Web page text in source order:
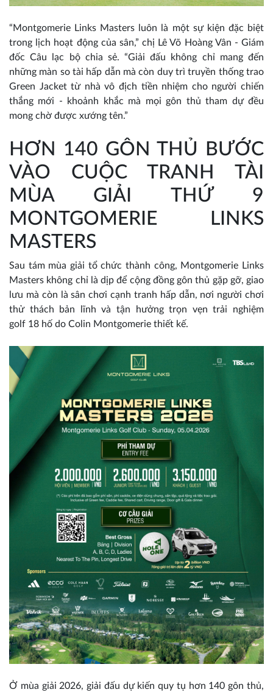
“Montgomerie Links Masters luôn là một sự kiện đặc biệt
trong lịch hoạt động của sân,” chị Lê Võ Hoàng Vân - Giám
đốc Câu lạc bộ chia sẻ. “Giải đấu không chỉ mang đến
những màn so tài hấp dẫn mà còn duy trì truyền thống trao
Green Jacket từ nhà vô địch tiền nhiệm cho người chiến
thắng mới - khoảnh khắc mà mọi gôn thủ tham dự đều
mong chờ được xướng tên.”
HƠN 140 GÔN THỦ BƯỚC
VÀO CUỘC TRANH TÀI
MÙA GIẢI THỨ 9
MONTGOMERIE LINKS
MASTERS
Sau tám mùa giải tổ chức thành công, Montgomerie Links
Masters không chỉ là dịp để cộng đồng gôn thủ gặp gỡ, giao
lưu mà còn là sân chơi cạnh tranh hấp dẫn, nơi người chơi
thử thách bản lĩnh và tận hưởng trọn vẹn trải nghiệm
golf 18 hố do Colin Montgomerie thiết kế.
Ở mùa giải 2026, giải đấu dự kiến quy tụ hơn 140 gôn thủ,